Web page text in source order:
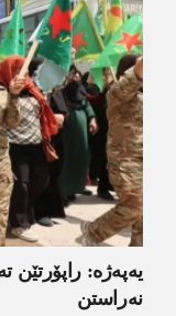
یەپەژە: راپۆرتێن
نەراستن